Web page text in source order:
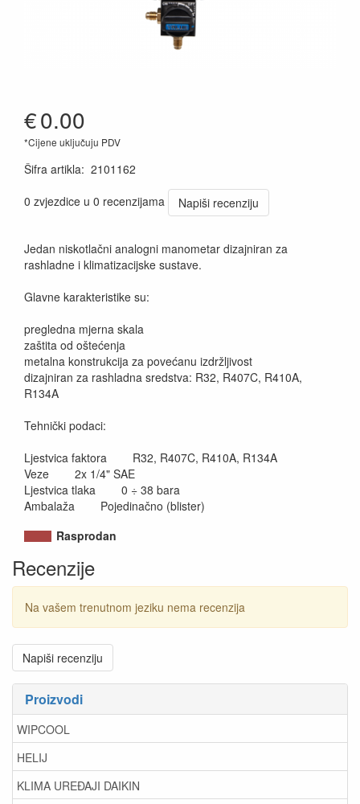
€0.00
*Cijene uključuju PDV
Šifra artikla: 2101162
0 zvjezdice u 0 recenzijama
Napiši recenziju
Jedan niskotlačni analogni manometar dizajniran za
rashladne i klimatizacijske sustave.
Glavne karakteristike su:
pregledna mjerna skala
zaštita od oštećenja
metalna konstrukcija za povećanu izdržljivost
dizajniran za rashladna sredstva: R32, R407C, R410A,
R134A
Tehnički podaci:
Ljestvica faktora R32, R407C, R410A, R134A
Veze 2x 1/4" SAE
Ljestvica tlaka 0 ÷ 38 bara
Ambalaža Pojedinačno (blister)
Rasprodan
Recenzije
Na vašem trenutnom jeziku nema recenzija
Napiši recenziju
Proizvodi
WIPCOOL
HELIJ
KLIMA UREĐAJI DAIKIN